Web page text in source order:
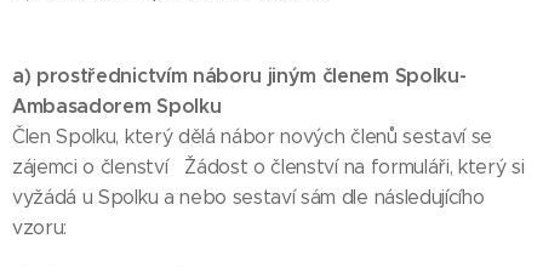
a) prostřednictvím náboru jiným členem Spolku-
Ambasadorem Spolku
Člen Spolku, který dělá nábor nových členů sestaví se
zájemci o členství Žádost o členství na formuláři, který si
vyžádá u Spolku a nebo sestaví sám dle následujícího
vzoru: